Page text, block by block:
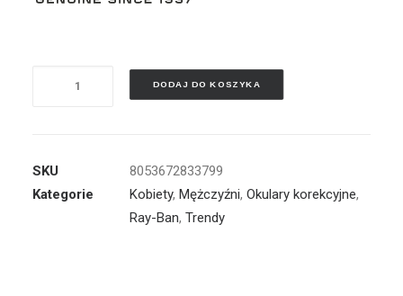
RX5356
DODAJ DO KOSZYKA
SKU
8053672833799
Kategorie
Kobiety, Mężczyźni, Okulary korekcyjne,
Ray-Ban, Trendy